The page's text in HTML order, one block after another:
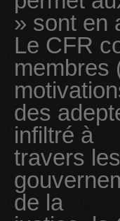
» sont en
Le CFR
membres
des
infiltré à
travers
de la